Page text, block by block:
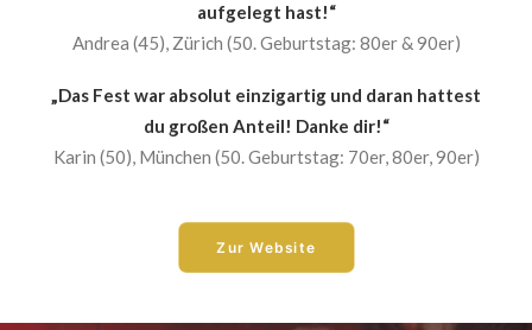
aufgelegt hast!“
Andrea (45), Zürich (50. Geburtstag: 80er & 90er)
„Das Fest war absolut einzigartig und daran hattest
du großen Anteil! Danke dir!“
Karin (50), München (50. Geburtstag: 70er, 80er, 90er)
Zur Website